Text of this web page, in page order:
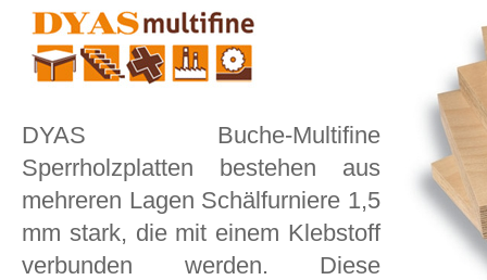
DYAS Buche-Multifine
Sperrholzplatten bestehen aus
mehreren Lagen Schälfurniere 1,5
mm stark, die mit einem Klebstoff
verbunden werden. Diese